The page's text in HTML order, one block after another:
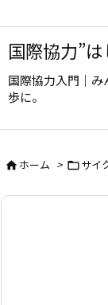
国際協力”
国際協力入門｜
歩に。
ホーム > サイ